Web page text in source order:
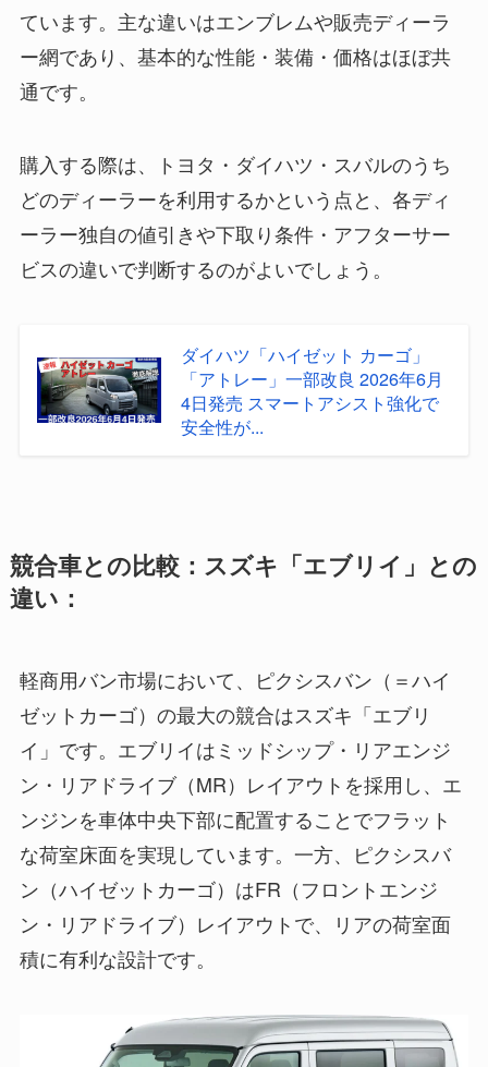
ています。主な違いはエンブレムや販売ディーラ
ー網であり、基本的な性能・装備・価格はほぼ共
通です。
購入する際は、トヨタ・ダイハツ・スバルのうち
どのディーラーを利用するかという点と、各ディ
ーラー独自の値引きや下取り条件・アフターサー
ビスの違いで判断するのがよいでしょう。
ダイハツ「ハイゼット カーゴ」
「アトレー」一部改良 2026年6月
4日発売 スマートアシスト強化で
安全性が...
競合車との比較：スズキ「エブリイ」との
違い：
軽商用バン市場において、ピクシスバン（＝ハイ
ゼットカーゴ）の最大の競合はスズキ「エブリ
イ」です。エブリイはミッドシップ・リアエンジ
ン・リアドライブ（MR）レイアウトを採用し、エ
ンジンを車体中央下部に配置することでフラット
な荷室床面を実現しています。一方、ピクシスバ
ン（ハイゼットカーゴ）はFR（フロントエンジ
ン・リアドライブ）レイアウトで、リアの荷室面
積に有利な設計です。